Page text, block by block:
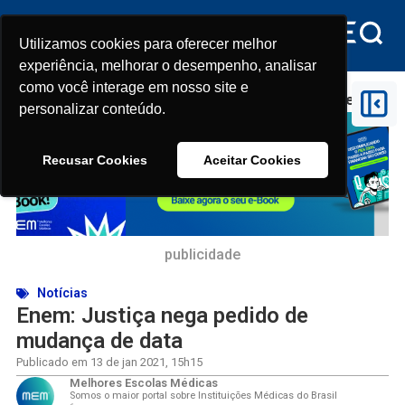
Utilizamos cookies para oferecer melhor
experiência, melhorar o desempenho, analisar
como você interage em nosso site e
personalizar conteúdo.
Recusar Cookies Aceitar Cookies
Utilizamos cookies para oferecer melhor
experiência, melhorar o desempenho, analisar
como você interage em nosso site e
personalizar conteúdo.
Recusar Cookies Aceitar Cookies
Enem: Justiça nega pedido de mudança de data
publicidade
Notícias
Enem: Justiça nega pedido de
mudança de data
Publicado em 13 de jan 2021 , 15h15
Melhores Escolas Médicas
Somos o maior portal sobre Instituições Médicas do Brasil